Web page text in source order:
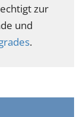
zur
und
.